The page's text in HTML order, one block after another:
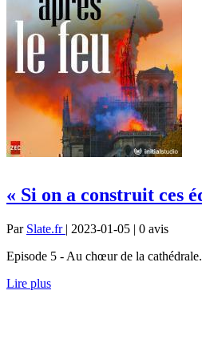
« Si on a construit ces
Par Slate.fr | 2023-01-05 | 0 avis
Episode 5 - Au chœur de la cathédrale.
Lire plus